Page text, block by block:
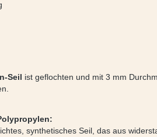
Seil ist geflochten und mit 3 mm
synthetisches Seil, das aus